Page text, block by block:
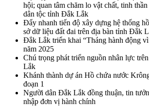
hội; quan tâm chăm lo vật chất, tinh
dân tộc tỉnh Đắk Lắk
Đẩy nhanh tiến độ xây dựng hệ thống
sở dữ liệu đất đai trên địa bàn tỉnh Đắk
Đắk Lắk triển khai “Tháng hành động
năm 2025
Chú trọng phát triển nguồn nhân lực
Lắk
Khánh thành dự án Hồ chứa nước
đoạn 1
Người dân Đắk Lắk đồng thuận, tin
nhập đơn vị hành chính